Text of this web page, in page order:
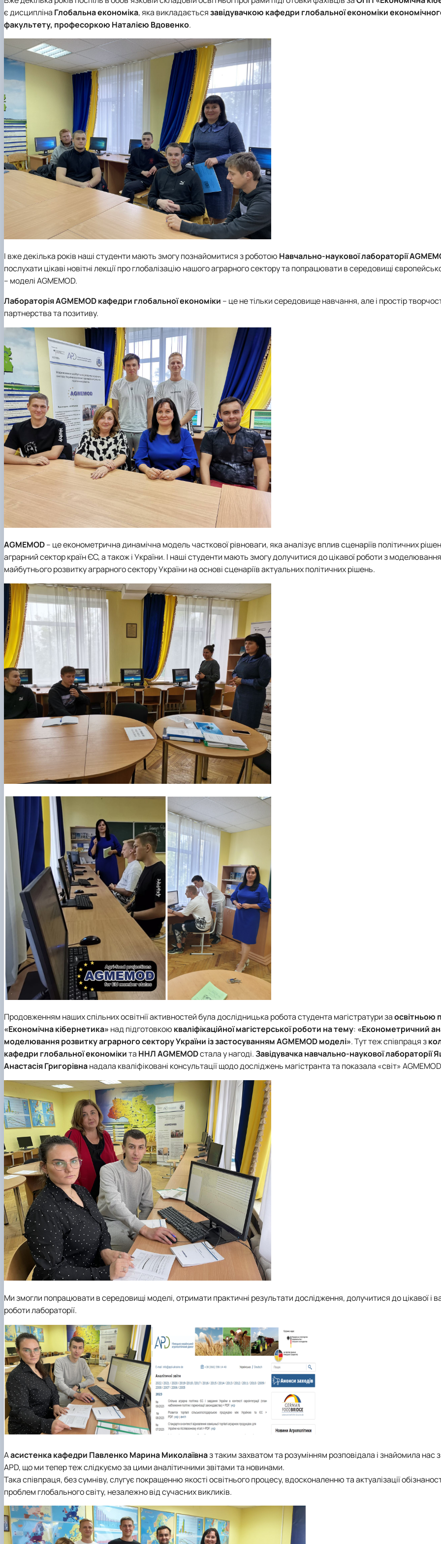
Нормативно-правові документи
Скринька довіри
Факультет зсередини: відеоісторії
Скринька довіри
Сторінка магістра
Графік відкритих лекцій
є дисципліна Глобальна економіка, яка викладаєтьсязавідувачкою кафедри глобальної економіки
факультету, професоркою Наталією Вдовенко.
І вже декілька років наші студенти мають змогу познайомитися з роботою Навчально-наукової лабораторії
послухати цікаві новітні лекції про глобалізацію нашого аграрного сектору та попрацювати в середовищі
– моделі AGMEMOD.
Лабораторія AGMEMODкафедри глобальної економіки – це не тільки середовище навчання, але і простір
партнерства та позитиву.
AGMEMOD– це економетрична динамічна модель часткової рівноваги, яка аналізує вплив сценаріїв політичних
аграрний сектор країн ЄС, а також і України. І наші студенти мають змогу долучитися до цікавої роботи з моделювання
майбутнього розвитку аграрного сектору України на основі сценаріїв актуальних політичних рішень.
Продовженням наших спільних освітнії активностей була дослідницька робота студента магістратури заосвітньою
«Економічна кібернетика» над підготовкою кваліфікаційної магістерської роботи на тему: «Економетричний
моделювання розвитку аграрного сектору України із застосуванням AGMEMOD моделі». Тут теж співпраця з
кафедри глобальної економікита ННЛ AGMEMODстала у нагоді.Завідувачка навчально-наукової лабораторії
Анастасія Григорівнанадала кваліфіковані консультації щодо досліджень магістранта та показала «світ»
Ми змогли попрацювати в середовищі моделі, отримати практичні результати дослідження, долучитися до цікавої і
роботи лабораторії.
Аасистенка кафедри Павленко Марина Миколаївназ таким захватом та розумінням розповідала і знайомила нас
APD, що ми тепер теж слідкуємо за цими аналітичними звітами та новинами.
Така співпраця, без сумніву, слугує покращенню якості освітнього процесу, вдосконаленню та актуалізації
проблем глобального світу, незалежно від сучасних викликів.